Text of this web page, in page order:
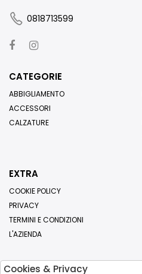
0818713599
CATEGORIE
ABBIGLIAMENTO
ACCESSORI
CALZATURE
EXTRA
COOKIE POLICY
PRIVACY
TERMINI E CONDIZIONI
L'AZIENDA
Cookies & Privacy